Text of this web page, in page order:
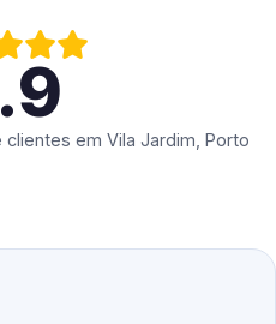
clientes em Vila Jardim, Porto